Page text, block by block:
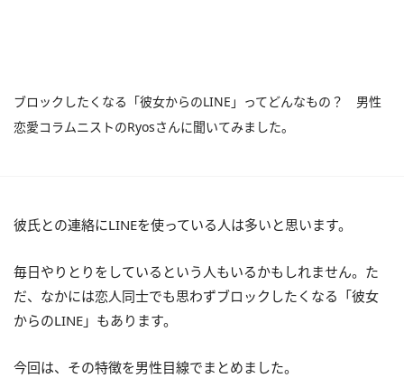
ブロックしたくなる「彼女からのLINE」ってどんなもの？ 男性
恋愛コラムニストのRyosさんに聞いてみました。
彼氏との連絡にLINEを使っている人は多いと思います。
毎日やりとりをしているという人もいるかもしれません。た
だ、なかには恋人同士でも思わずブロックしたくなる「彼女
からのLINE」もあります。
今回は、その特徴を男性目線でまとめました。